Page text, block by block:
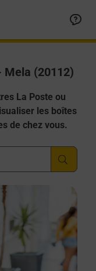
Mela (20112)
La Poste ou
les boîtes
de chez vous.